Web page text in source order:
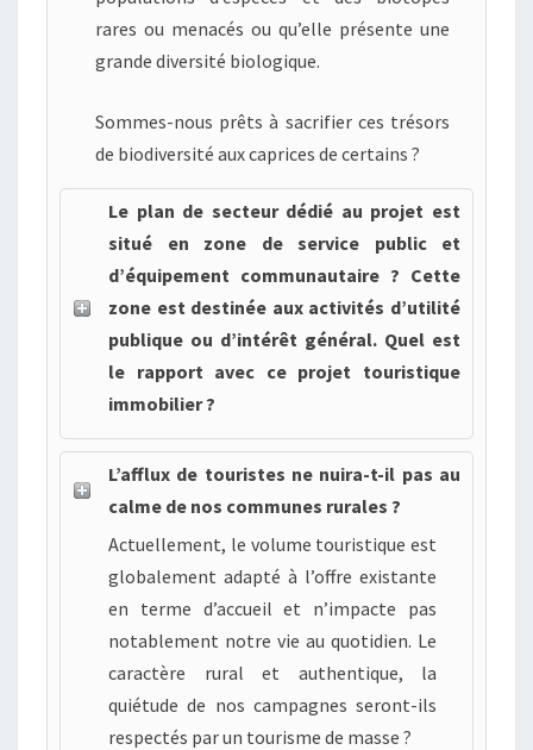
rares ou menacés ou qu’elle présente une
grande diversité biologique.
Sommes-nous prêts à sacrifier ces trésors
de biodiversité aux caprices de certains ?
Le plan de secteur dédié au projet est
situé en zone de service public et
d’équipement communautaire ? Cette
zone est destinée aux activités d’utilité
publique ou d’intérêt général. Quel est
le rapport avec ce projet touristique
immobilier ?
L’afflux de touristes ne nuira-t-il pas au
calme de nos communes rurales ?
Actuellement, le volume touristique est
globalement adapté à l’offre existante
en terme d’accueil et n’impacte pas
notablement notre vie au quotidien. Le
caractère rural et authentique, la
quiétude de nos campagnes seront-ils
respectés par un tourisme de masse ?